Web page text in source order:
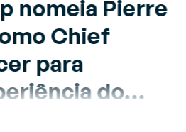
nomeia Pierre
Chief
para
do
a dinâmica